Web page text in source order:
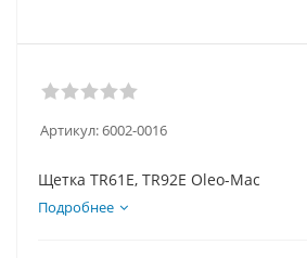
Артикул:6002-0016
Щетка TR61E, TR92E Oleo-Мac
Подробнее